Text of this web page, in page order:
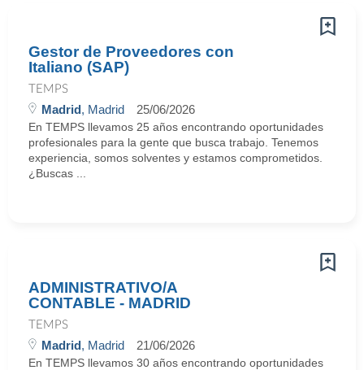
Gestor de Proveedores con
Italiano (SAP)
TEMPS
Madrid, Madrid 25/06/2026
En TEMPS llevamos 25 años encontrando oportunidades
profesionales para la gente que busca trabajo. Tenemos
experiencia, somos solventes y estamos comprometidos.
¿Buscas ...
ADMINISTRATIVO/A
CONTABLE - MADRID
TEMPS
Madrid, Madrid 21/06/2026
En TEMPS llevamos 30 años encontrando oportunidades